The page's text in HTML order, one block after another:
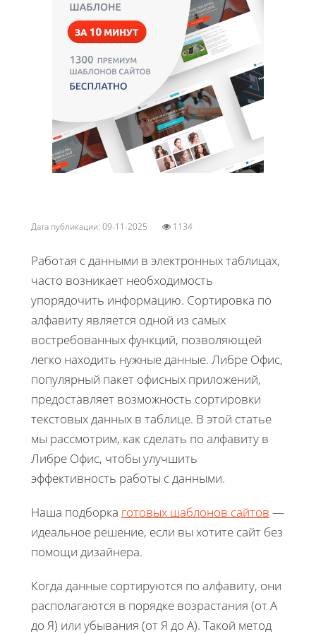
Дата публикации: 09-11-2025 1134
Работая с данными в электронных таблицах,
часто возникает необходимость
упорядочить информацию. Сортировка по
алфавиту является одной из самых
востребованных функций, позволяющей
легко находить нужные данные. Либре Офис,
популярный пакет офисных приложений,
предоставляет возможность сортировки
текстовых данных в таблице. В этой статье
мы рассмотрим, как сделать по алфавиту в
Либре Офис, чтобы улучшить
эффективность работы с данными.
Наша подборка готовых шаблонов сайтов —
идеальное решение, если вы хотите сайт без
помощи дизайнера.
Когда данные сортируются по алфавиту, они
располагаются в порядке возрастания (от А
до Я) или убывания (от Я до А). Такой метод